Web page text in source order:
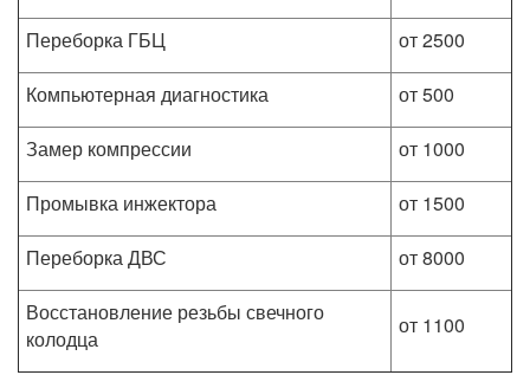
Переборка ГБЦ
от 2500
Компьютерная диагностика
от 500
Замер компрессии
от 1000
Промывка инжектора
от 1500
Переборка ДВС
от 8000
Восстановление резьбы свечного
колодца
от 1100